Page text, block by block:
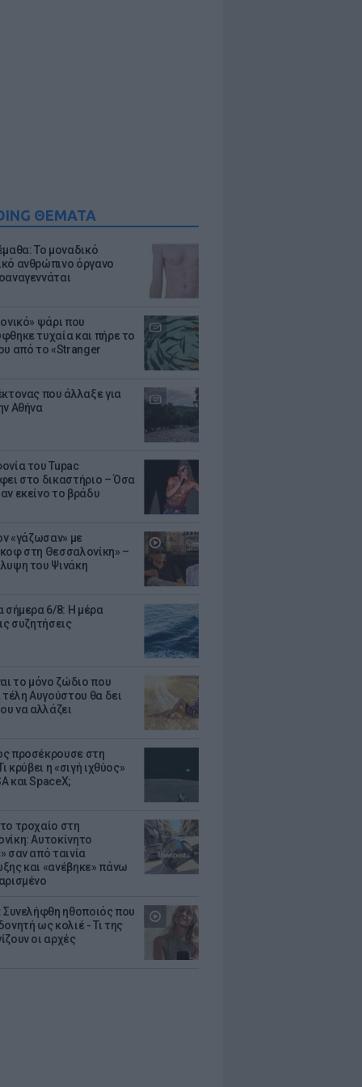
ΘΕΜΑΤΑ
Το μοναδικό
ανθρώπινο όργανο
ψάρι που
τυχαία και πήρε το
από το «Stranger
που άλλαξε για
Αθήνα
του Tupac
στο δικαστήριο – Όσα
εκείνο το βράδυ
«γάζωσαν» με
στη Θεσσαλονίκη» –
του Ψινάκη
σήμερα 6/8: Η μέρα
συζητήσεις
το μόνο ζώδιο που
τέλη Αυγούστου θα δει
να αλλάζει
προσέκρουσε στη
κρύβει η «σιγή ιχθύος»
και SpaceX;
τροχαίο στη
Αυτοκίνητο
σαν από ταινία
και «ανέβηκε» πάνω
Συνελήφθη ηθοποιός που
ως κολιέ - Τι της
οι αρχές